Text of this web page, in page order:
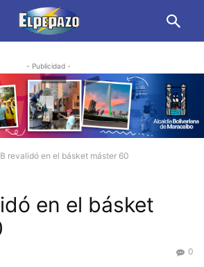
- Publicidad -
revalidó en el básket máster 60
en el básket
0